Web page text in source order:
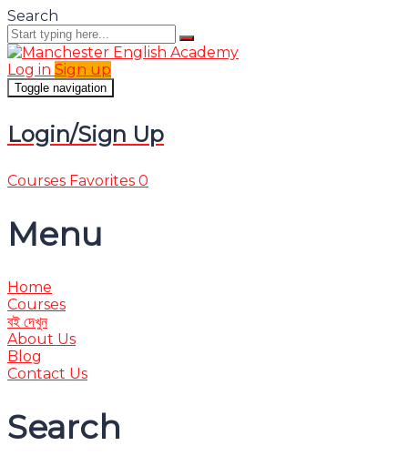
Search
Log in Sign up
Toggle navigation
Login/Sign Up
Courses Favorites 0
Menu
Home
Courses
বই দেখুন
About Us
Blog
Contact Us
Search